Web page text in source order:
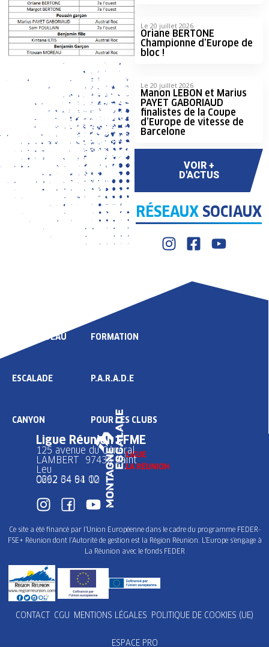
Le 20 juillet 2026
Oriane BERTONE
Championne d’Europe de
bloc !
Le 20 juillet 2026
Manon LEBON et Marius
PAYET GABORIAUD
finalistes de la Coupe
d’Europe de vitesse de
Barcelone
VOIR +
D'ACTUS
RÉSEAUX SOCIAUX
HAUT NIVEAU
ESCALADE
CANYON
FORMATION
P.A.R.A.D.E
POUR LES CLUBS
Ligue Réunion FFME
125 avenue du Général
LAMBERT 97436 Saint
Leu
0262 34 91 02
0692 64 64 10
Ce site a été financé par l’Union Européenne dans le cadre du programme FEDER-
FSE+ Réunion dont l’Autorité de gestion est la Région Réunion. L’Europe s’engage à
La Réunion avec le fonds FEDER
CONTACT CGU MENTIONS LÉGALES POLITIQUE DE COOKIES (UE)
ESPACE PRO